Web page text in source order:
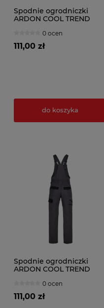
Spodnie ogrodniczki
ARDON COOL TREND
0 ocen
111,00 zł
do koszyka
Spodnie ogrodniczki
ARDON COOL TREND
0 ocen
111,00 zł